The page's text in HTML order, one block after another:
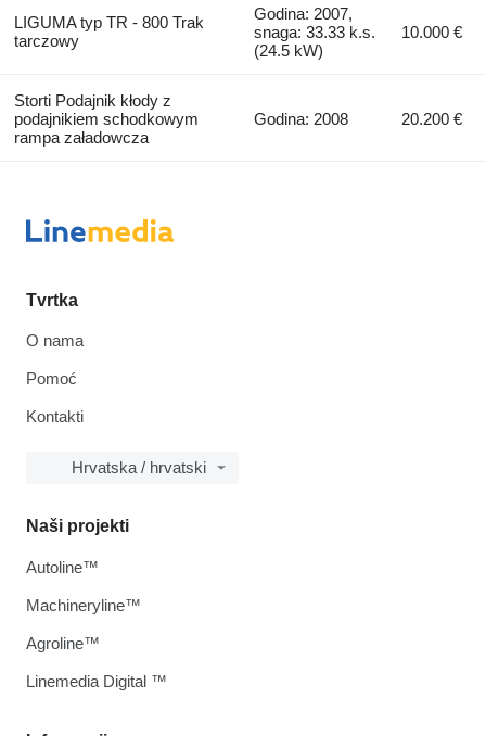
LIGUMA typ TR - 800 Trak
tarczowy
Godina: 2007,
snaga: 33.33 k.s.
(24.5 kW)
10.000 €
Storti Podajnik kłody z
podajnikiem schodkowym
rampa załadowcza
Godina: 2008 20.200 €
Tvrtka
O nama
Pomoć
Kontakti
Hrvatska / hrvatski
Naši projekti
Autoline™
Machineryline™
Agroline™
Linemedia Digital ™